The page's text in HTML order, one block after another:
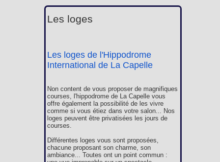
Les loges
Les loges de l'Hippodrome
International de La Capelle
Non content de vous proposer de magnifiques
courses, l'hippodrome de La Capelle vous
offre également la possibilité de les vivre
comme si vous étiez dans votre salon... Nos
loges peuvent être privatisées les jours de
courses.
Différentes loges vous sont proposées,
chacune proposant son charme, son
ambiance... Toutes ont un point commun :